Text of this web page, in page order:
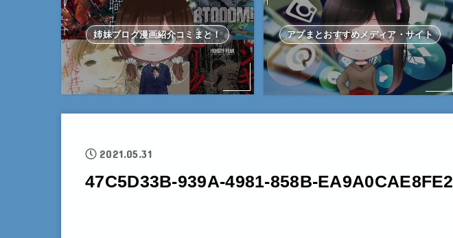
姉妹ブログ漫画紹介コミまと！ アプまとおすすめメディア・サイト
2021.05.31
47C5D33B-939A-4981-858B-EA9A0CAE8FE2